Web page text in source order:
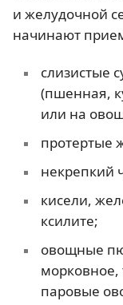
и желудочной
начинают
слизистые
(пшенная,
или на
протертые
некрепкий
кисели,
ксилите;
овощные
морковное,
паровые